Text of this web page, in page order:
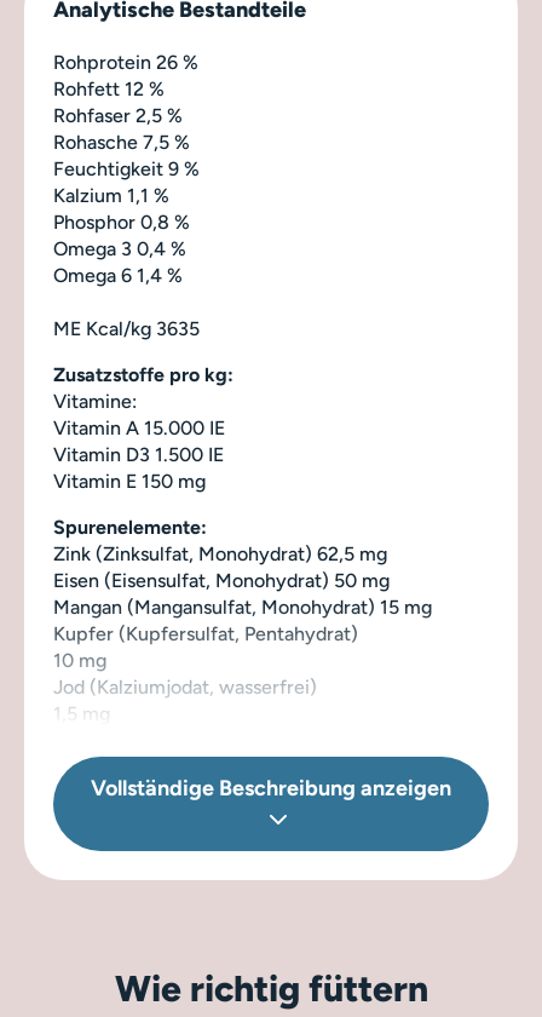
Analytische Bestandteile
Rohprotein 26 %
Rohfett 12 %
Rohfaser 2,5 %
Rohasche 7,5 %
Feuchtigkeit 9 %
Kalzium 1,1 %
Phosphor 0,8 %
Omega 3 0,4 %
Omega 6 1,4 %
ME Kcal/kg 3635
Zusatzstoffe pro kg:
Vitamine:
Vitamin A 15.000 IE
Vitamin D3 1.500 IE
Vitamin E 150 mg
Spurenelemente:
Zink (Zinksulfat, Monohydrat) 62,5 mg
Eisen (Eisensulfat, Monohydrat) 50 mg
Mangan (Mangansulfat, Monohydrat) 15 mg
Kupfer (Kupfersulfat, Pentahydrat)
10 mg
Jod (Kalziumjodat, wasserfrei)
1,5 mg
Natürlich konserviert mit Tocopherol-Extrakt aus
Ölen.
Vollständige Beschreibung anzeigen
Wie richtig füttern